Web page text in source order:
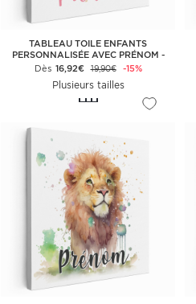
TABLEAU TOILE ENFANTS
PERSONNALISÉE AVEC PRÉNOM -
LICORNE
Dès 16,92€ 19,90€ -15%
Plusieurs tailles